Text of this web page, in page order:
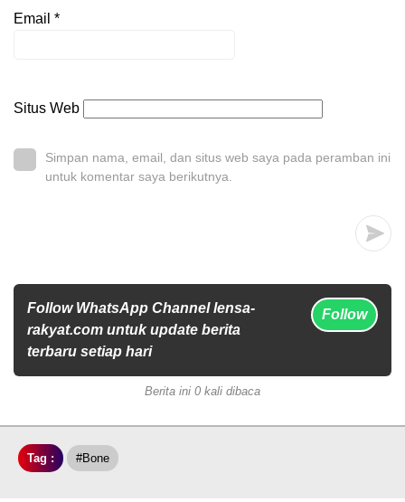
Email *
Situs Web
Simpan nama, email, dan situs web saya pada peramban ini
untuk komentar saya berikutnya.
Follow WhatsApp Channel lensa-
rakyat.com untuk update berita
terbaru setiap hari
Follow
Berita ini 0 kali dibaca
Tag : #Bone